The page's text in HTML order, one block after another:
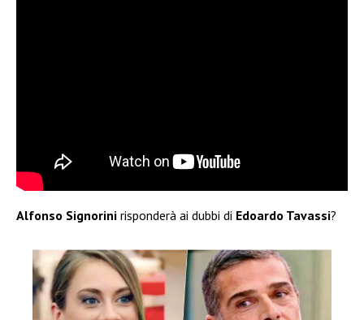
Alfonso Signorini risponderà ai dubbi di Edoardo Tavassi?